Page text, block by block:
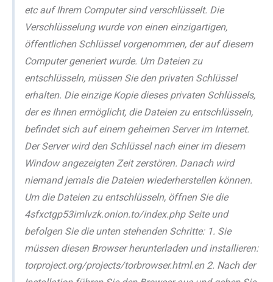
etc auf Ihrem Computer sind verschlüsselt. Die
Verschlüsselung wurde von einen einzigartigen,
öffentlichen Schlüssel vorgenommen, der auf diesem
Computer generiert wurde. Um Dateien zu
entschlüsseln, müssen Sie den privaten Schlüssel
erhalten. Die einzige Kopie dieses privaten Schlüssels,
der es Ihnen ermöglicht, die Dateien zu entschlüsseln,
befindet sich auf einem geheimen Server im Internet.
Der Server wird den Schlüssel nach einer im diesem
Window angezeigten Zeit zerstören. Danach wird
niemand jemals die Dateien wiederherstellen können.
Um die Dateien zu entschlüsseln, öffnen Sie die
4sfxctgp53imlvzk.onion.to/index.php Seite und
befolgen Sie die unten stehenden Schritte: 1. Sie
müssen diesen Browser herunterladen und installieren:
torproject.org/projects/torbrowser.html.en 2. Nach der